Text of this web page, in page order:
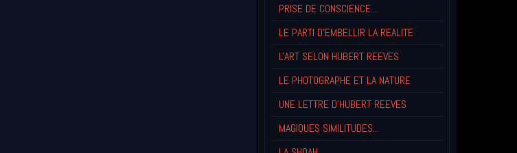
PRISE DE CONSCIENCE...
LE PARTI D'EMBELLIR LA REALITE
L'ART SELON HUBERT REEVES
LE PHOTOGRAPHE ET LA NATURE
UNE LETTRE D'HUBERT REEVES
MAGIQUES SIMILITUDES...